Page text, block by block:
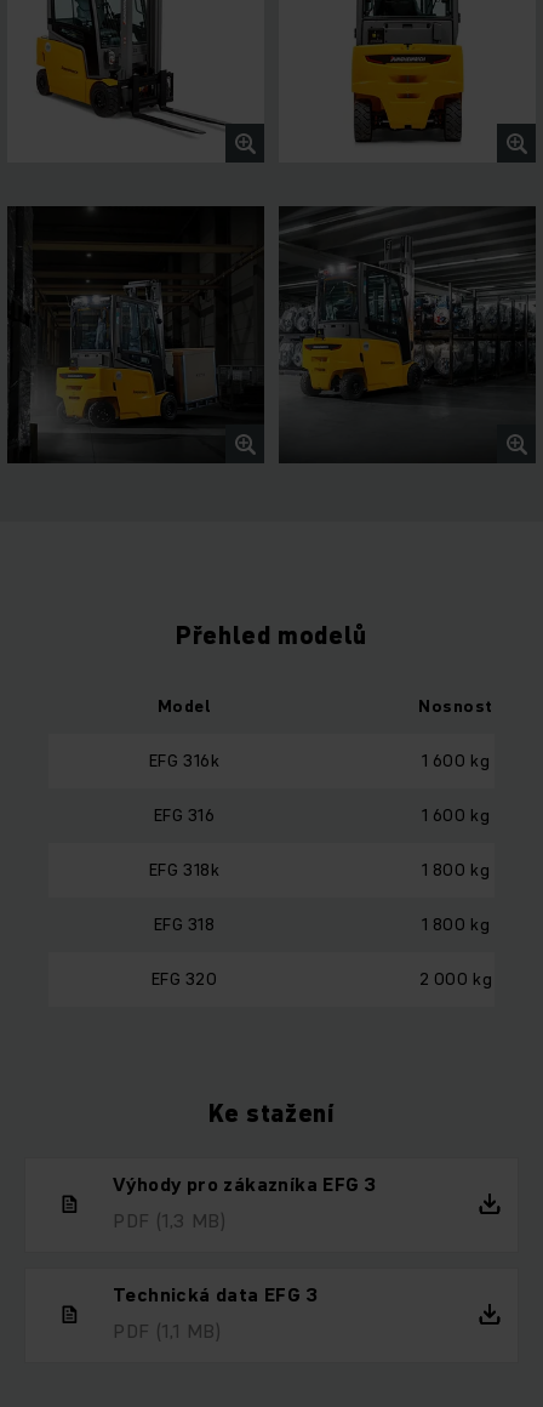
Přehled modelů
Model Nosnost
EFG 316k 1 600 kg
EFG 316 1 600 kg
EFG 318k 1 800 kg
EFG 318 1 800 kg
EFG 320 2 000 kg
Ke stažení
Výhody pro zákazníka EFG 3
PDF (1,3 MB)
Technická data EFG 3
PDF (1,1 MB)